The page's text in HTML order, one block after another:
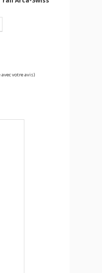
votre avis)